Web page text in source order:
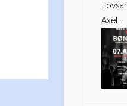
Axel...